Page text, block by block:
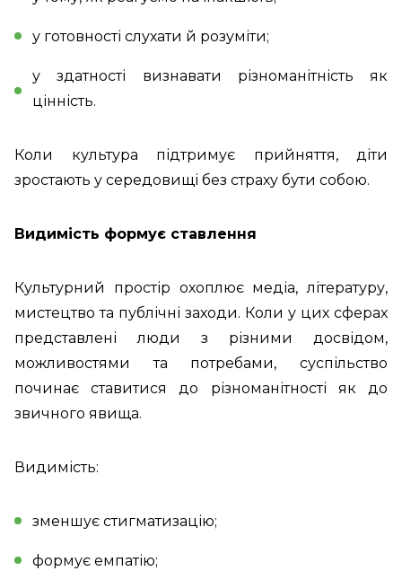
у готовності слухати й розуміти;
у здатності визнавати різноманітність як
цінність.
Коли культура підтримує прийняття, діти
зростають у середовищі без страху бути собою.
Видимість формує ставлення
Культурний простір охоплює медіа, літературу,
мистецтво та публічні заходи. Коли у цих сферах
представлені люди з різними досвідом,
можливостями та потребами, суспільство
починає ставитися до різноманітності як до
звичного явища.
Видимість:
зменшує стигматизацію;
формує емпатію;